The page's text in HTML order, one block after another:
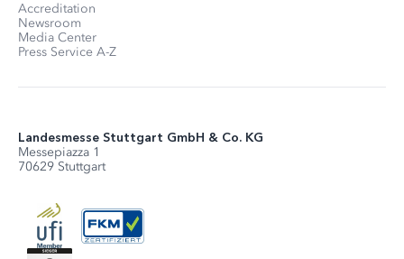
Accreditation
Newsroom
Media Center
Press Service A-Z
Landesmesse Stuttgart GmbH & Co. KG
Messepiazza 1
70629 Stuttgart